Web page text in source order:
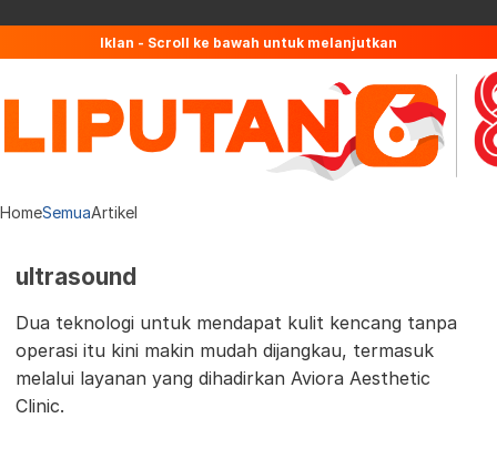
Iklan - Scroll ke bawah untuk melanjutkan
HomeSemuaArtikel
ultrasound
Dua teknologi untuk mendapat kulit kencang tanpa
operasi itu kini makin mudah dijangkau, termasuk
melalui layanan yang dihadirkan Aviora Aesthetic
Clinic.